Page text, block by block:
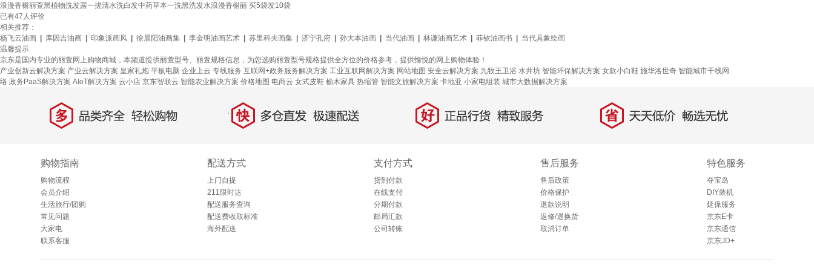
浪漫香榭丽萱黑植物洗发露一搓清水洗白发中药草本一洗黑洗发水浪漫香榭丽 买5袋发10袋
已有47 人评价
相关推荐：
杨飞云油画
库因吉油画 印象派画风 徐晨阳油画集 李金明油画艺术 苏里科夫画集 济宁孔府 孙大本油画 当代油画 林谦油画艺术 菲钦油画书
当代具象绘画
温馨提示
京东是国内专业的丽萱网上购物商城，本频道提供丽萱型号、丽萱规格信息，为您选购丽萱型号规格提供全方位的价格参考，提供愉悦的网上购物体验！
产业创新云解决方案 产业云解决方案 皇家礼炮 平板电脑 企业上云 专线服务 互联网+政务服务解决方案 工业互联网解决方案 网站地图 安全云解决方案 九牧王卫浴 水井坊 智能环保解决方案 女款小白鞋 施华洛世奇 智能城市干线网
络 政务PaaS解决方案 AIoT解决方案 云小店 京东智联云 智能农业解决方案 价格地图 电商云 女式皮鞋 榆木家具 热缩管 智能文旅解决方案 卡地亚 小家电组装 城市大数据解决方案
多 品类齐全，轻松购物 快 多仓直发，极速配送 好 正品行货，精致服务 省 天天低价，畅选无忧
购物指南
购物流程
会员介绍
生活旅行/团购
常见问题
大家电
联系客服
配送方式
上门自提
211限时达
配送服务查询
配送费收取标准
海外配送
支付方式
货到付款
在线支付
分期付款
邮局汇款
公司转账
售后服务
售后政策
价格保护
退款说明
返修/退换货
取消订单
特色服务
夺宝岛
DIY装机
延保服务
京东E卡
京东通信
京东JD+